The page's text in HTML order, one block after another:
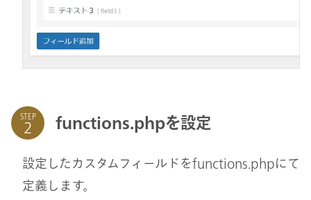
STEP functions.phpを設定
設定したカスタムフィールドをfunctions.phpにて
定義します。